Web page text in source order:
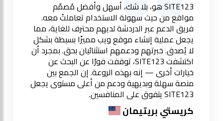
SITE123 هو، بلا شك، أسهل وأفضل مُصمّم
مواقع من حيث سهولة الاستخدام تعاملتُ معه.
فريق الدعم عبر الدردشة لديهم محترف للغاية، مما
يجعل عملية إنشاء موقع ويب مميزًا بسيطة بشكل
لا يُصدق. خبرتهم ودعمهم استثنائيان بحق. بمجرد أن
اكتشفت SITE123، توقفت فورًا عن البحث عن
خيارات أخرى — إنه بهذه الروعة. إن الجمع بين
منصة سهلة وبديهية ودعم من أعلى مستوى يجعل
SITE123 يتفوق على المنافسين.
كريستي بريتيمان